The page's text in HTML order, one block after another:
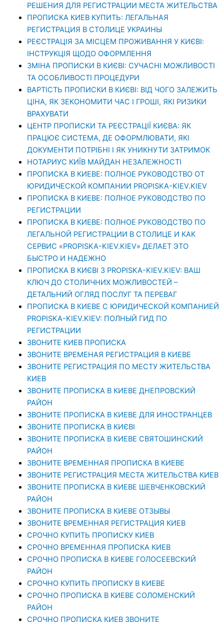
РЕШЕНИЯ ДЛЯ РЕГИСТРАЦИИ МЕСТА ЖИТЕЛЬСТВА
ПРОПИСКА КИЕВ КУПИТЬ: ЛЕГАЛЬНАЯ
РЕГИСТРАЦИЯ В СТОЛИЦЕ УКРАИНЫ
РЕЄСТРАЦІЯ ЗА МІСЦЕМ ПРОЖИВАННЯ У КИЄВІ:
ІНСТРУКЦІЯ ЩОДО ОФОРМЛЕННЯ
ЗМІНА ПРОПИСКИ В КИЄВІ: СУЧАСНІ МОЖЛИВОСТІ
ТА ОСОБЛИВОСТІ ПРОЦЕДУРИ
ВАРТІСТЬ ПРОПИСКИ В КИЄВІ: ВІД ЧОГО ЗАЛЕЖИТЬ
ЦІНА, ЯК ЗЕКОНОМИТИ ЧАС І ГРОШІ, ЯКІ РИЗИКИ
ВРАХУВАТИ
ЦЕНТР ПРОПИСКИ ТА РЕЄСТРАЦІЇ КИЄВА: ЯК
ПРАЦЮЄ СИСТЕМА, ДЕ ОФОРМЛЮВАТИ, ЯКІ
ДОКУМЕНТИ ПОТРІБНІ І ЯК УНИКНУТИ ЗАТРИМОК
НОТАРИУС КИЇВ МАЙДАН НЕЗАЛЕЖНОСТІ
ПРОПИСКА В КИЕВЕ: ПОЛНОЕ РУКОВОДСТВО ОТ
ЮРИДИЧЕСКОЙ КОМПАНИИ PROPISKA-KIEV.KIEV
ПРОПИСКА В КИЕВЕ: ПОЛНОЕ РУКОВОДСТВО ПО
РЕГИСТРАЦИИ
ПРОПИСКА В КИЕВЕ: ПОЛНОЕ РУКОВОДСТВО ПО
ЛЕГАЛЬНОЙ РЕГИСТРАЦИИ В СТОЛИЦЕ И КАК
СЕРВИС «PROPISKA-KIEV.KIEV» ДЕЛАЕТ ЭТО
БЫСТРО И НАДЕЖНО
ПРОПИСКА В КИЄВІ З PROPISKA-KIEV.KIEV: ВАШ
КЛЮЧ ДО СТОЛИЧНИХ МОЖЛИВОСТЕЙ –
ДЕТАЛЬНИЙ ОГЛЯД ПОСЛУГ ТА ПЕРЕВАГ
ПРОПИСКА В КИЕВЕ С ЮРИДИЧЕСКОЙ КОМПАНИЕЙ
PROPISKA-KIEV.KIEV: ПОЛНЫЙ ГИД ПО
РЕГИСТРАЦИИ
ЗВОНИТЕ КИЕВ ПРОПИСКА
ЗВОНИТЕ ВРЕМЕНАЯ РЕГИСТРАЦИЯ В КИЕВЕ
ЗВОНИТЕ РЕГИСТРАЦИЯ ПО МЕСТУ ЖИТЕЛЬСТВА
КИЕВ
ЗВОНИТЕ ПРОПИСКА В КИЕВЕ ДНЕПРОВСКИЙ
РАЙОН
ЗВОНИТЕ ПРОПИСКА В КИЕВЕ ДЛЯ ИНОСТРАНЦЕВ
ЗВОНИТЕ ПРОПИСКА В КИЄВІ
ЗВОНИТЕ ПРОПИСКА В КИЕВЕ СВЯТОШИНСКИЙ
РАЙОН
ЗВОНИТЕ ВРЕМЕННАЯ ПРОПИСКА В КИЕВЕ
ЗВОНИТЕ РЕГИСТРАЦИЯ МЕСТА ЖИТЕЛЬСТВА КИЕВ
ЗВОНИТЕ ПРОПИСКА В КИЕВЕ ШЕВЧЕНКОВСКИЙ
РАЙОН
ЗВОНИТЕ ПРОПИСКА В КИЕВЕ ОТЗЫВЫ
ЗВОНИТЕ ВРЕМЕННАЯ РЕГИСТРАЦИЯ КИЕВ
СРОЧНО КУПИТЬ ПРОПИСКУ КИЕВ
СРОЧНО ВРЕМЕННАЯ ПРОПИСКА КИЕВ
СРОЧНО ПРОПИСКА В КИЕВЕ ГОЛОСЕЕВСКИЙ
РАЙОН
СРОЧНО КУПИТЬ ПРОПИСКУ В КИЕВЕ
CРОЧНО ПРОПИСКА В КИЕВЕ СОЛОМЕНСКИЙ
РАЙОН
СРОЧНО ПРОПИСКА КИЕВ ЗВОНИТЕ